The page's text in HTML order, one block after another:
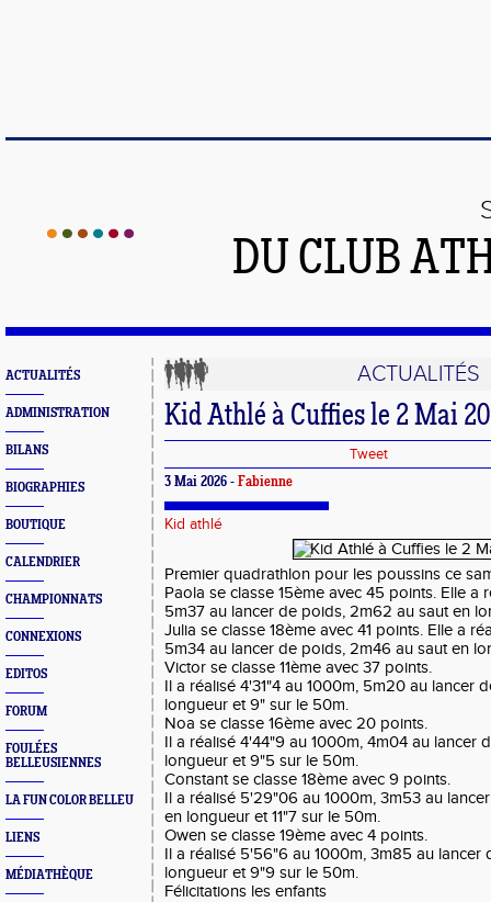
DU CLUB
ACTUALITÉS
ADMINISTRATION
BILANS
BIOGRAPHIES
BOUTIQUE
CALENDRIER
CHAMPIONNATS
CONNEXIONS
EDITOS
FORUM
FOULÉES
BELLEUSIENNES
LA FUN COLOR BELLEU
LIENS
MÉDIATHÈQUE
ACTUALITÉS
Kid Athlé à Cuffies le 2 Mai
Tweet
3 Mai 2026 - Fabienne
Kid athlé
Premier quadrathlon pour les poussins ce
Paola se classe 15ème avec 45 points. Elle a
5m37 au lancer de poids, 2m62 au saut en
Julia se classe 18ème avec 41 points. Elle a
5m34 au lancer de poids, 2m46 au saut en
Victor se classe 11ème avec 37 points.
Il a réalisé 4'31"4 au 1000m, 5m20 au lancer
longueur et 9" sur le 50m.
Noa se classe 16ème avec 20 points.
Il a réalisé 4'44"9 au 1000m, 4m04 au lancer
longueur et 9"5 sur le 50m.
Constant se classe 18ème avec 9 points.
Il a réalisé 5'29"06 au 1000m, 3m53 au
en longueur et 11"7 sur le 50m.
Owen se classe 19ème avec 4 points.
Il a réalisé 5'56"6 au 1000m, 3m85 au lancer
longueur et 9"9 sur le 50m.
Félicitations les enfants